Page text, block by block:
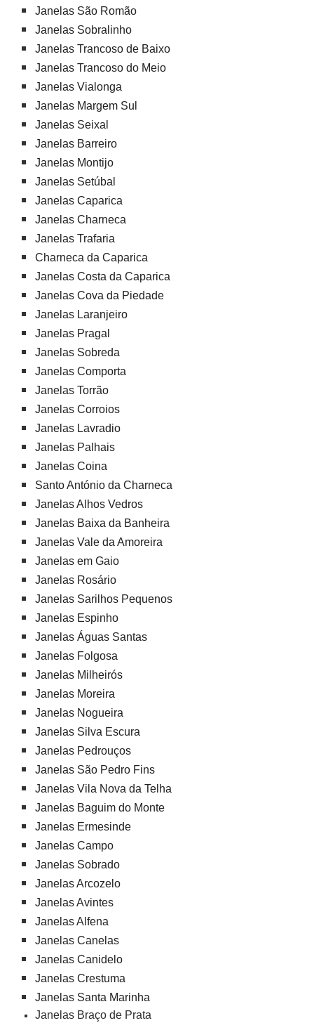
Janelas São Romão
Janelas Sobralinho
Janelas Trancoso de Baixo
Janelas Trancoso do Meio
Janelas Vialonga
Janelas Margem Sul
Janelas Seixal
Janelas Barreiro
Janelas Montijo
Janelas Setúbal
Janelas Caparica
Janelas Charneca
Janelas Trafaria
Charneca da Caparica
Janelas Costa da Caparica
Janelas Cova da Piedade
Janelas Laranjeiro
Janelas Pragal
Janelas Sobreda
Janelas Comporta
Janelas Torrão
Janelas Corroios
Janelas Lavradio
Janelas Palhais
Janelas Coina
Santo António da Charneca
Janelas Alhos Vedros
Janelas Baixa da Banheira
Janelas Vale da Amoreira
Janelas em Gaio
Janelas Rosário
Janelas Sarilhos Pequenos
Janelas Espinho
Janelas Águas Santas
Janelas Folgosa
Janelas Milheirós
Janelas Moreira
Janelas Nogueira
Janelas Silva Escura
Janelas Pedrouços
Janelas São Pedro Fins
Janelas Vila Nova da Telha
Janelas Baguim do Monte
Janelas Ermesinde
Janelas Campo
Janelas Sobrado
Janelas Arcozelo
Janelas Avintes
Janelas Alfena
Janelas Canelas
Janelas Canidelo
Janelas Crestuma
Janelas Santa Marinha
Janelas Braço de Prata